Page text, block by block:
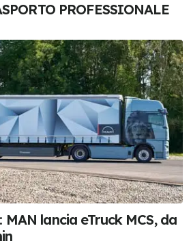
PROFESSIONALE
MAN lancia eTruck MCS, da